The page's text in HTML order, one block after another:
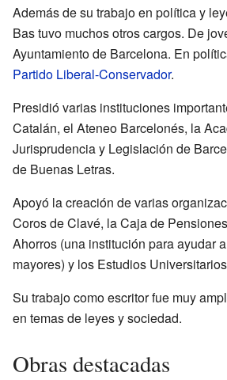
Además de su trabajo en política y
Bas tuvo muchos otros cargos. De
Ayuntamiento de Barcelona. En
Partido Liberal-Conservador.
Presidió varias instituciones
Catalán, el Ateneo Barcelonés, la
Jurisprudencia y Legislación de
de Buenas Letras.
Apoyó la creación de varias
Coros de Clavé, la Caja de
Ahorros (una institución para ayudar
mayores) y los Estudios
Su trabajo como escritor fue muy
en temas de leyes y sociedad.
Obras destacadas